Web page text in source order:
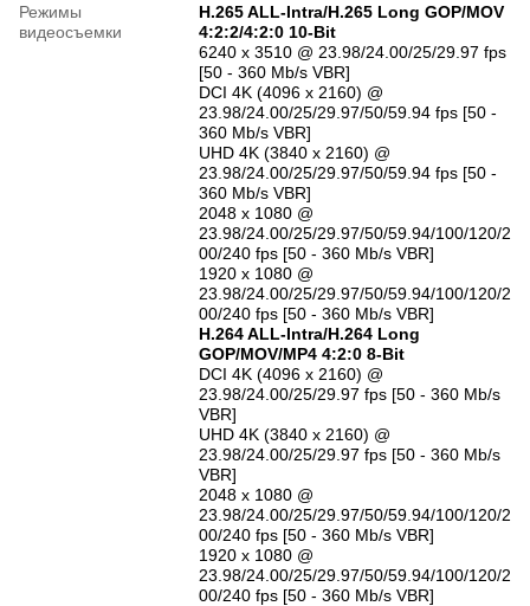
Режимы
видеосъемки
H.265 ALL-Intra/H.265 Long GOP/MOV
4:2:2/4:2:0 10-Bit
6240 x 3510 @ 23.98/24.00/25/29.97 fps
[50 - 360 Mb/s VBR]
DCI 4K (4096 x 2160) @
23.98/24.00/25/29.97/50/59.94 fps [50 -
360 Mb/s VBR]
UHD 4K (3840 x 2160) @
23.98/24.00/25/29.97/50/59.94 fps [50 -
360 Mb/s VBR]
2048 x 1080 @
23.98/24.00/25/29.97/50/59.94/100/120/2
00/240 fps [50 - 360 Mb/s VBR]
1920 x 1080 @
23.98/24.00/25/29.97/50/59.94/100/120/2
00/240 fps [50 - 360 Mb/s VBR]
H.264 ALL-Intra/H.264 Long
GOP/MOV/MP4 4:2:0 8-Bit
DCI 4K (4096 x 2160) @
23.98/24.00/25/29.97 fps [50 - 360 Mb/s
VBR]
UHD 4K (3840 x 2160) @
23.98/24.00/25/29.97 fps [50 - 360 Mb/s
VBR]
2048 x 1080 @
23.98/24.00/25/29.97/50/59.94/100/120/2
00/240 fps [50 - 360 Mb/s VBR]
1920 x 1080 @
23.98/24.00/25/29.97/50/59.94/100/120/2
00/240 fps [50 - 360 Mb/s VBR]